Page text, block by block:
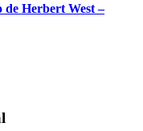
de Herbert West –